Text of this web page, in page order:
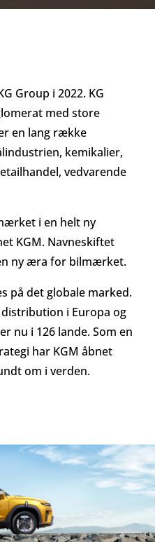
Group i 2022. KG
med store
en lang række
kemikalier,
vedvarende
i en helt ny
KGM. Navneskiftet
ny æra for bilmærket.
på det globale marked.
i Europa og
nu i 126 lande. Som en
har KGM åbnet
om i verden.